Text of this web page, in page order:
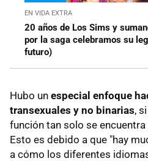
EN VIDA EXTRA
20 años de Los Sims y
por la saga celebramos su
futuro)
Hubo un especial enfoque
transexuales y no binarias,
función tan solo se
Esto es debido a que "hay
a cómo los diferentes